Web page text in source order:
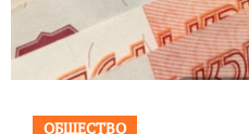
ОБЩЕСТВО